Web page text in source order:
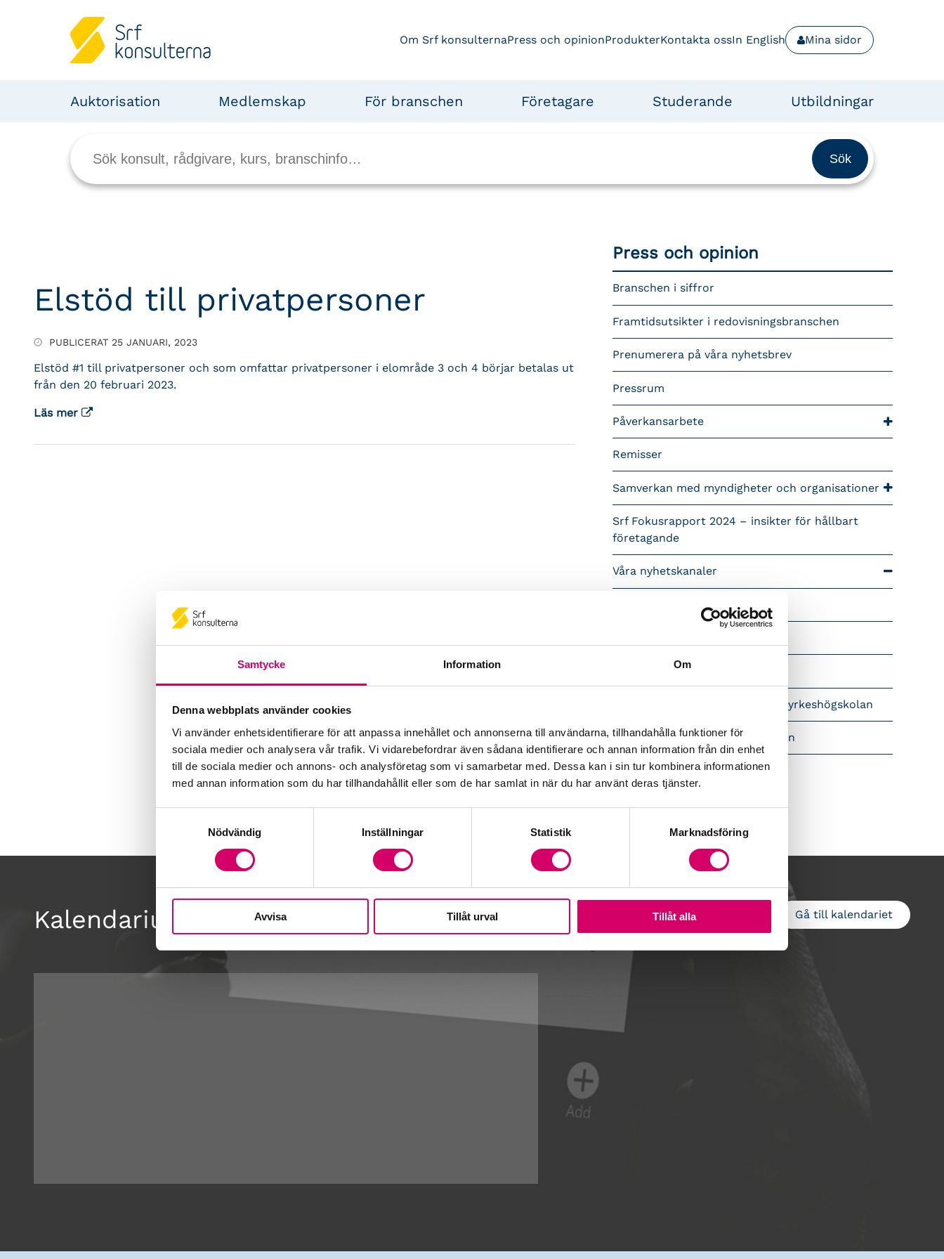
Samtycke Information Om
Denna webbplats använder cookies
Vi använder enhetsidentifierare för att anpassa innehållet och annonserna till användarna, tillhandahålla funktioner för
sociala medier och analysera vår trafik. Vi vidarebefordrar även sådana identifierare och annan information från din enhet
till de sociala medier och annons- och analysföretag som vi samarbetar med. Dessa kan i sin tur kombinera informationen
med annan information som du har tillhandahållit eller som de har samlat in när du har använt deras tjänster.
Nödvändig
Inställningar Statistik Marknadsföring
Avvisa Tillåt urval Tillåt alla
Om Srf konsulternaPress och opinionProdukterKontakta ossIn English Mina sidor
Auktorisation Medlemskap För branschen Företagare Studerande Utbildningar
Elstöd till privatpersoner
PUBLICERAT 25 JANUARI, 2023
Elstöd #1 till privatpersoner och som omfattar privatpersoner i elområde 3 och 4 börjar betalas ut
från den 20 februari 2023.
Läs mer
Press och opinion
Branschen i siffror
Framtidsutsikter i redovisningsbranschen
Prenumerera på våra nyhetsbrev
Pressrum
Påverkansarbete
Remisser
Samverkan med myndigheter och organisationer
Srf Fokusrapport 2024 – insikter för hållbart
företagande
Våra nyhetskanaler
Tidningen Konsulten
Följ oss i sociala medier
Öppet brev till Myndigheten för yrkeshögskolan
Framtidsutsikter i lönebranschen
Kalendarium Gå till kalendariet
Lägg till i kalender